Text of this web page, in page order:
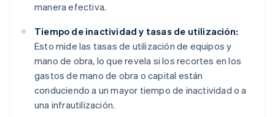
manera efectiva.
Tiempo de inactividad y tasas de utilización:
Esto mide las tasas de utilización de equipos y
mano de obra, lo que revela si los recortes en los
gastos de mano de obra o capital están
conduciendo a un mayor tiempo de inactividad o a
una infrautilización.